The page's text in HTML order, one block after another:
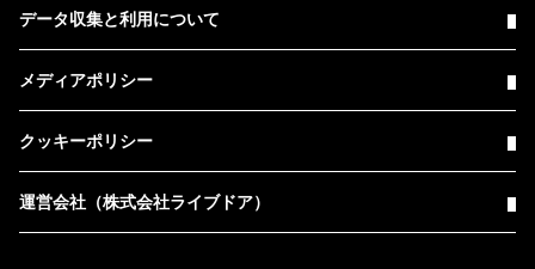
データ収集と利用について
メディアポリシー
クッキーポリシー
運営会社（株式会社ライブドア）